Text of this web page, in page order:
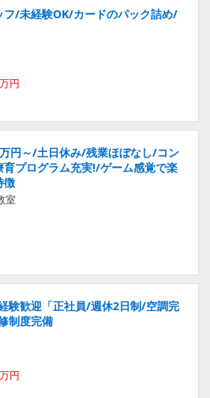
フ/未経験OK/カードのパック詰め/
円
円～/土日休み/残業ほぼなし/コン
プログラム充実!/ゲーム感覚で楽
徴
室
験歓迎「正社員/週休2日制/空調完
制度完備
円